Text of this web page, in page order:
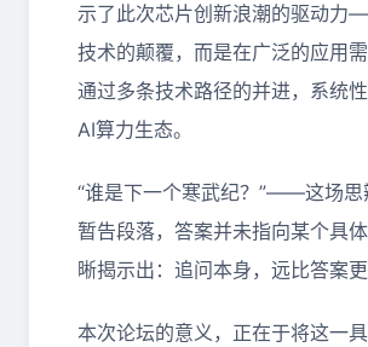
示了此次芯片创新浪潮的驱动力
技术的颠覆，而是在广泛的应用需
通过多条技术路径的并进，系统
AI算力生态。
“谁是下一个寒武纪？”——这场思
暂告段落，答案并未指向某个具
晰揭示出：追问本身，远比答案更
本次论坛的意义，正在于将这一